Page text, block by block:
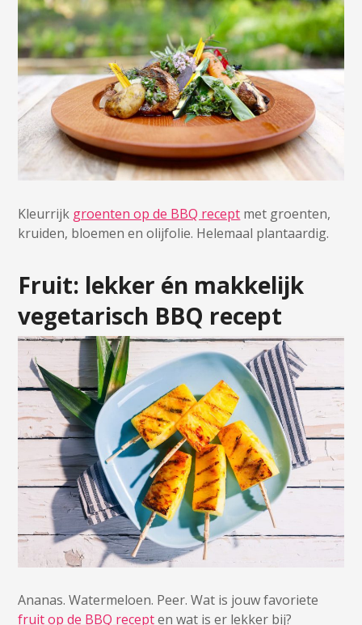
Kleurrijk groenten op de BBQ recept met groenten,
kruiden, bloemen en olijfolie. Helemaal plantaardig.
Fruit: lekker én makkelijk
vegetarisch BBQ recept
Ananas. Watermeloen. Peer. Wat is jouw favoriete
fruit op de BBQ recepten wat is er lekker bij?